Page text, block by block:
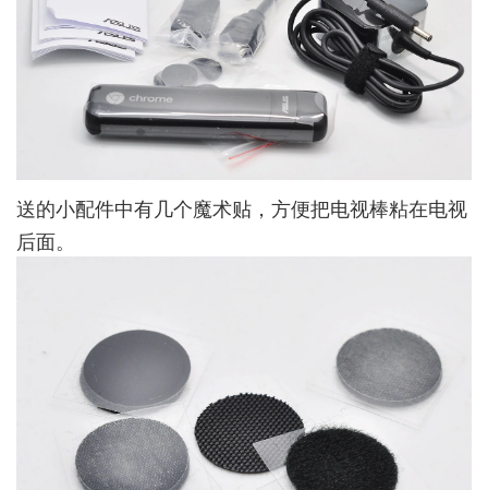
送的小配件中有几个魔术贴，方便把电视棒粘在电视
后面。